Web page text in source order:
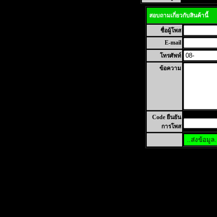
สอบถามเกี่ยวกับสินค้านี้
ชื่อผู้โพส
E-mail
โทรศัพท์
ข้อความ
Code ยืนยัน
การโพส